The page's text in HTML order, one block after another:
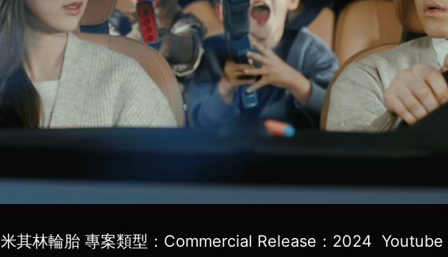
米其林輪胎 專案類型：Commercial Release：2024 Youtube